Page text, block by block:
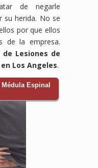
de negarle
su herida. No se
por que ellos
de la empresa.
de Lesiones de
Los Angeles.
Espinal